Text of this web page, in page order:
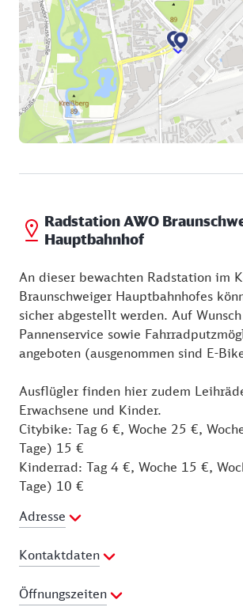
Radstation AWO
Hauptbahnhof
An dieser bewachten Radstation im
Braunschweiger Hauptbahnhofes
sicher abgestellt werden. Auf
Pannenservice sowie
angeboten (ausgenommen sind E-
Ausflügler finden hier zudem
Erwachsene und Kinder.
Citybike: Tag 6 €, Woche 25 €,
Tage) 15 €
Kinderrad: Tag 4 €, Woche 15 €,
Tage) 10 €
Adresse
Kontaktdaten
Telefon:0531 7076025
Öffnungszeiten